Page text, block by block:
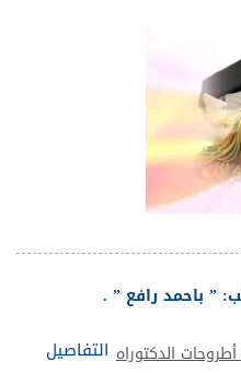
” باحمد رافع ” .
الدكتوراه التفاصيل